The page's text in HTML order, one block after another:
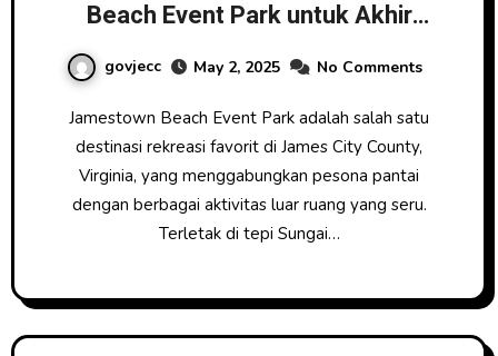
Beach Event Park untuk Akhir
govjecc May 2, 2025 No Comments
Jamestown Beach Event Park adalah salah satu
destinasi rekreasi favorit di James City County,
Virginia, yang menggabungkan pesona pantai
dengan berbagai aktivitas luar ruang yang seru.
Terletak di tepi Sungai…